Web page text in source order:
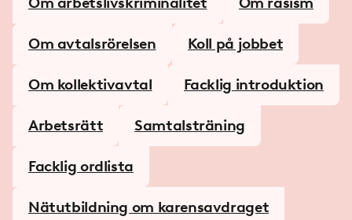
Om avtalsrörelsen Koll på jobbet
Om kollektivavtal Facklig introduktion
Arbetsrätt Samtalsträning
Facklig ordlista
Nätutbildning om karensavdraget